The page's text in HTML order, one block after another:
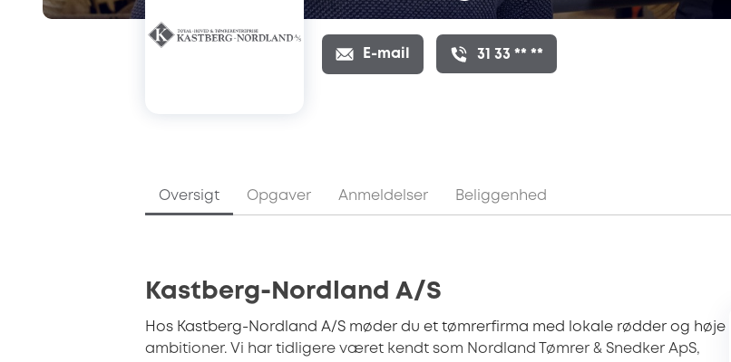
E-mail 31 33 ** **
Oversigt Opgaver Anmeldelser Beliggenhed
Kastberg-Nordland A/S
Hos Kastberg-Nordland A/S møder du et tømrerfirma med lokale rødder og høje
ambitioner. Vi har tidligere været kendt som Nordland Tømrer & Snedker ApS,